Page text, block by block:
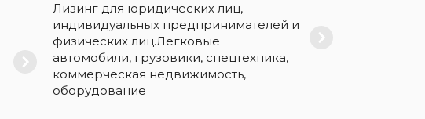
Лизинг для юридических лиц,
индивидуальных предпринимателей и
физических лиц.Легковые
автомобили, грузовики, спецтехника,
коммерческая недвижимость,
оборудование